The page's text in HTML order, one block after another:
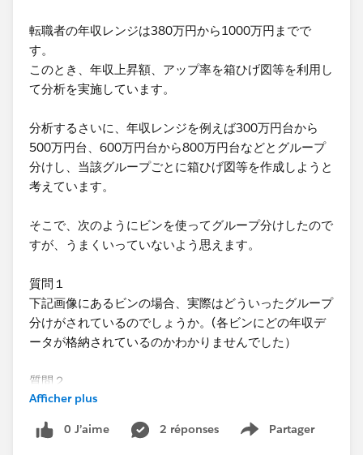
転職者の年収レンジは380万円から1000万円までで
す。
このとき、年収上昇額、アップ率を箱ひげ図等を利用し
て分析を実施しています。
分析するさいに、年収レンジを例えば300万円台から
500万円台、600万円台から800万円台などとグループ
分けし、当該グループごとに箱ひげ図等を作成しようと
考えています。
そこで、次のようにビンを使ってグループ分けしたので
すが、うまくいっていないよう思えます。
質問１
下記画像にあるビンの場合、実際はどういったグループ
分けがされているのでしょうか。(各ビンにどの年収デ
ータが格納されているのかわかりませんでした）
質問２
当該課題をクリアしたい場合は、どのような方法でグル
ープ分けするのがよいでしょうか。
Afficher plus
0 J’aime 2 réponses Partager
Show menu